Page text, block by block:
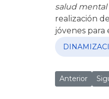
salud mental
realización
jóvenes para
Artículo
Anterior